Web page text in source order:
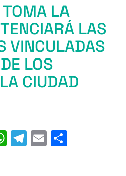
LA
LAS
VINCULADAS
LOS
CIUDAD
W T
E